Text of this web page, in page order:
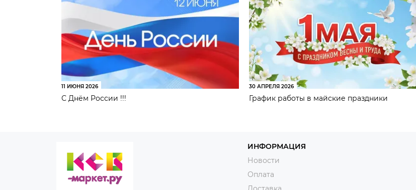
11 ИЮНЯ 2026
С Днём России !!!
30 АПРЕЛЯ 2026
График работы в майские праздники
ИНФОРМАЦИЯ
Новости
Оплата